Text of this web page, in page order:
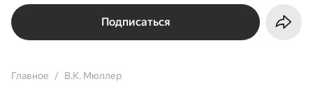
Подписаться
Главное В.К. Мюллер